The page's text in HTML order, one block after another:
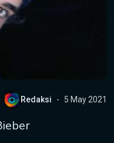
Redaksi 5 May 2021